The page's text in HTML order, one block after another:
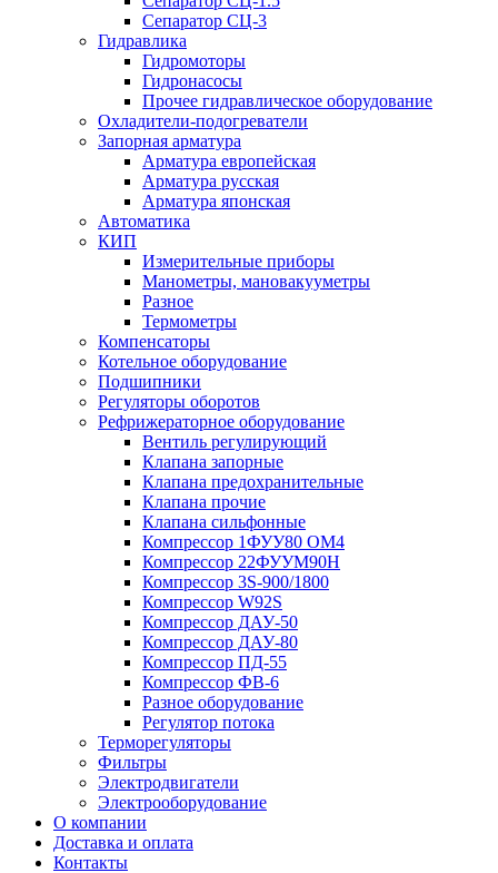
Сепаратор СЦ-3
Гидравлика
Гидромоторы
Гидронасосы
Прочее гидравлическое оборудование
Охладители-подогреватели
Запорная арматура
Арматура европейская
Арматура русская
Арматура японская
Автоматика
КИП
Измерительные приборы
Манометры, мановакууметры
Разное
Термометры
Компенсаторы
Котельное оборудование
Подшипники
Регуляторы оборотов
Рефрижераторное оборудование
Вентиль регулирующий
Клапана запорные
Клапана предохранительные
Клапана прочие
Клапана сильфонные
Компрессор 1ФУУ80 ОМ4
Компрессор 22ФУУМ90Н
Компрессор 3S-900/1800
Компрессор W92S
Компрессор ДАУ-50
Компрессор ДАУ-80
Компрессор ПД-55
Компрессор ФВ-6
Разное оборудование
Регулятор потока
Терморегуляторы
Фильтры
Электродвигатели
Электрооборудование
О компании
Доставка и оплата
Контакты